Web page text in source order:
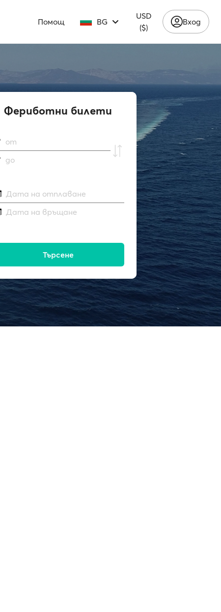
Помощ BG
USD
($)
Вход
Фериботни билети
от
до
Дата на отплаване
Дата на връщане
Търсене